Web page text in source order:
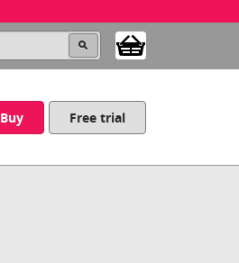
Buy Free trial